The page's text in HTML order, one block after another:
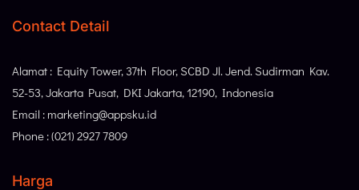
Contact Detail
Alamat : Equity Tower, 37th Floor, SCBD Jl. Jend. Sudirman Kav.
52-53, Jakarta Pusat, DKI Jakarta, 12190, Indonesia
Email : marketing@appsku.id
Phone : (021) 2927 7809
Harga